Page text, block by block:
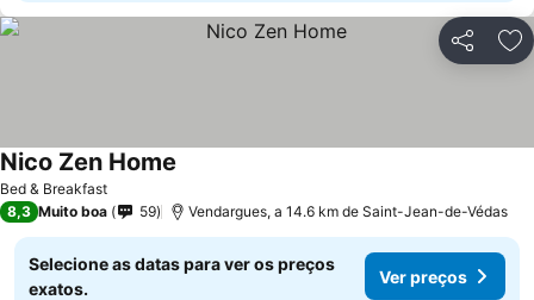
Partilhar
Bed & Breakfast
Nico Zen Home
8,3 Muito boa 59 Vendargues, a 14.6 km de Saint-Jean-de-Védas
Selecione as datas para ver os preços
exatos.
Ver preços